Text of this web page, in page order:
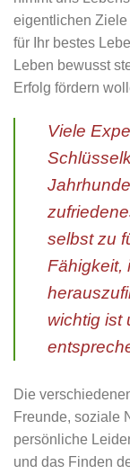
eigentlichen
für Ihr bestes
Leben bewusst
Erfolg fördern
Viele
selbst zu
Fähigkeit,
wichtig ist
Die
Freunde, soziale
persönliche
und das Finden